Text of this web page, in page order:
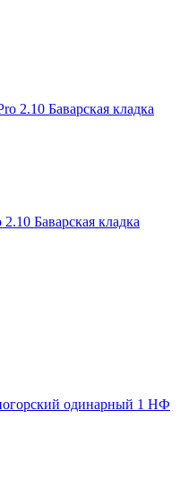
Баварская кладка